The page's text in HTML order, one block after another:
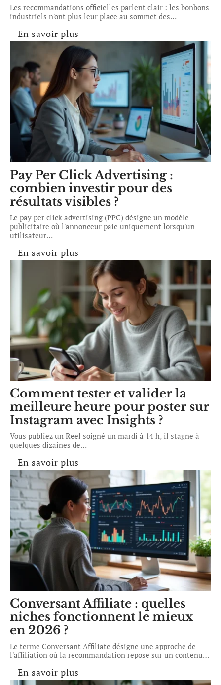
Les recommandations officielles parlent clair : les bonbons
industriels n'ont plus leur place au sommet des…
En savoir plus
Pay Per Click Advertising :
combien investir pour des
résultats visibles ?
Le pay per click advertising (PPC) désigne un modèle
publicitaire où l'annonceur paie uniquement lorsqu'un
utilisateur…
En savoir plus
Comment tester et valider la
meilleure heure pour poster sur
Instagram avec Insights ?
Vous publiez un Reel soigné un mardi à 14 h, il stagne à
quelques dizaines de…
En savoir plus
Conversant Affiliate : quelles
niches fonctionnent le mieux
en 2026 ?
Le terme Conversant Affiliate désigne une approche de
l'affiliation où la recommandation repose sur un contenu…
En savoir plus